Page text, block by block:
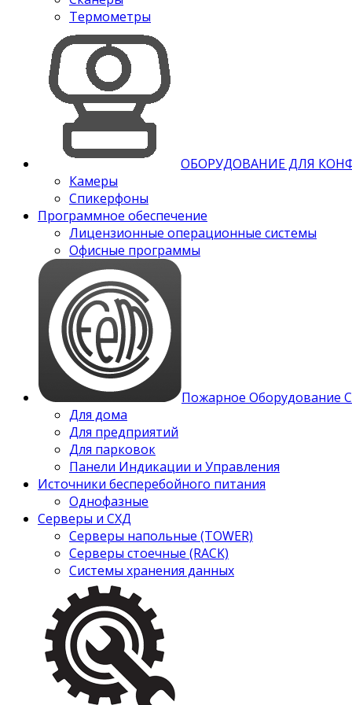
Термометры
ОБОРУДОВАНИЕ ДЛЯ
Камеры
Спикерфоны
Программное обеспечение
Лицензионные операционные системы
Офисные программы
Пожарное Оборудование
Для дома
Для предприятий
Для парковок
Панели Индикации и Управления
Источники бесперебойного питания
Однофазные
Серверы и СХД
Серверы напольные (TOWER)
Серверы стоечные (RACK)
Системы хранения данных